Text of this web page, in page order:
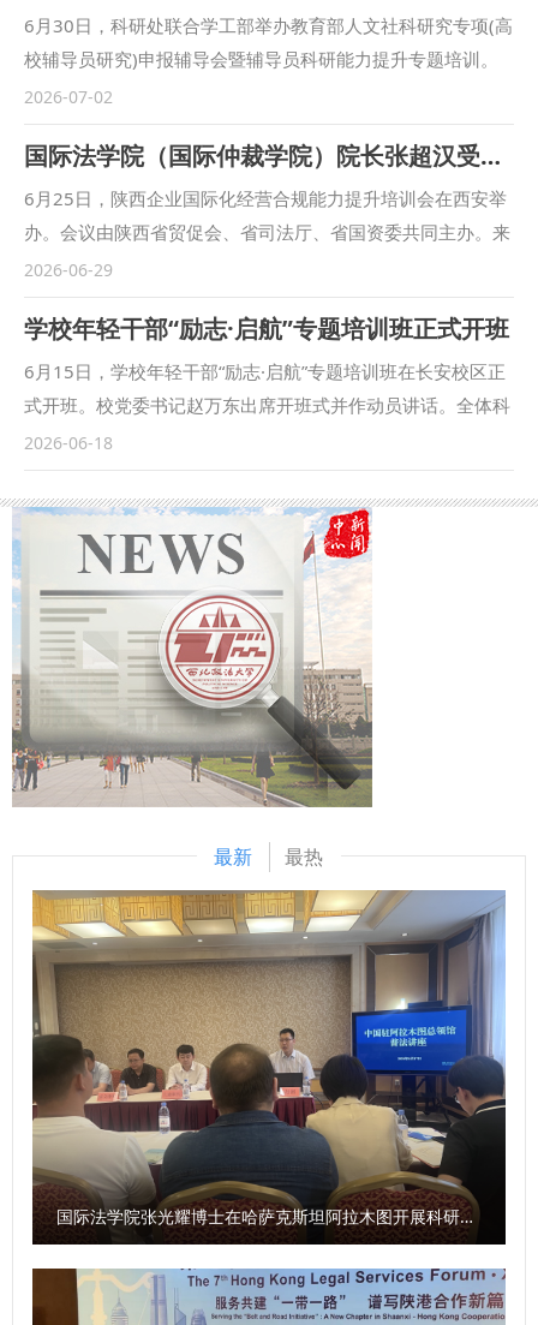
6月30日，科研处联合学工部举办教育部人文社科研究专项(高
校辅导员研究)申报辅导会暨辅导员科研能力提升专题培训。
本次培训特邀西安建筑科技大学马克思主义学院院长宋阳作专
题授课，党委学工部部长蒋国纲、各学院副书记以及全体专兼
职辅导员参加培训。培训由科研处处长倪楠主持。 会上，宋
阳深度剖析辅导员科研困境与提升策略，紧扣教育部人文社科
高校辅导员研究专项的评审标准与立项导向，围绕选题凝练、
研究设计、内容架构、文本规范等重点内容，并结合具体申报
案例进行全方位讲解。培训结束后，宋阳分别对申报课题的辅
导员就申报书进行一对一指导。 倪楠在总结中表示，辅导员
要充分发挥身处学生一线的优势，坚持“小切口、大问题”的研
究思路，精准捕捉真问题、掌握学生新特点，形成独特的研究
委学工部 撰稿：余瑞 审核：蒋国纲）
2026-07-02
国际法学院（国际仲裁学院）院长张超汉受邀参加陕西企业国际化经营合规能力提升培训会
6月25日，陕西企业国际化经营合规能力提升培训会在西安举
办。会议由陕西省贸促会、省司法厅、省国资委共同主办。来
自全省涉外法治主管部门、省属国有企业、重点民营外贸企业
及涉外法律服务机构的200余名代表参会。国际法学院（国际
仲裁学院）院长张超汉教授受邀参加培训会，并担任“企业合
规管理圆桌座谈会”主持人。 在“企业合规管理圆桌座谈”环
节，与会代表围绕“省属国有企业‘走出去’面临的主要合规风险
点”“民营企业合规管理体系建设现状与改进方向”“境外投资项
目全流程合规管控机制建立路径与实操办法”“企业合规人才队
伍建设与外部资源高效利用”与“商协会平台作用与合规生态共
建共享”等议题展开交流。 本次培训座谈有效解答了跨境经营
合规风险识别、合规管理体系建设与优化、合规人才培养与平
台作用发挥等涉外合规经营痛点疑虑，为企业完善内部风控、
规避海外法律风险提供了清晰指引。 （供稿：国际法学院
（国际仲裁学院） 撰稿：刘静 审核：李立）
2026-06-29
学校年轻干部“励志·启航”专题培训班正式开班
6月15日，学校年轻干部“励志·启航”专题培训班在长安校区正
式开班。校党委书记赵万东出席开班式并作动员讲话。全体科
级干部、职级辅导员参加培训。 赵万东指出，举办本次专题
培训班，是学校党委着眼事业发展需要、加强年轻干部队伍建
设的重要举措，对于帮助年轻干部认清形势任务、找准职责定
位、提升履职本领具有重要意义。 赵万东对参训干部提出三
点要求。一是带着责任学，深刻认识参加此次培训是事业发展
的迫切需要、岗位职责的内在要求，自觉把学习作为政治责
任、精神追求和生活方式，端正学习态度，珍惜学习机会，严
守培训纪律，真正实现从“要我学”到“我要学”的思想转变。二
是带着问题学，紧密结合履职中的难点堵点，在理论学习中深
学细悟，在交流研讨中互学互鉴，切实把学习成果转化为破解
难题的思路举措，真正实现从“有困惑”到“有办法”的能力提
升。三是带着目标学，要立足岗位实际，明确努力方向，把学
到的新理念、新知识、新方法与岗位实际紧密结合，补齐能力
短板、提升履职本领，以工作实效检验学习成效，真正实现
从“有收获”到“有实效”的深度转化。 中共青海省委党校（省行
政学院/社会主义学院）二级教授、科学社会主义教研部主任
薛红焰以“领导者：从角色到责任”为题，为培训班作了首场专
题辅导报告。 本次培训安排了专题讲座、交流研讨、现场教
学和应知应会测试等内容，旨在引导全校年轻干部进一步坚定
理想信念、提升政治素养、增强履职本领，为推动学校事业高
质量发展提供坚强组织保障。 （供稿：党委组织部 撰稿：
祝越 审核：康鹏）
2026-06-18
最新 最热
国际法学院张光耀博士在哈萨克斯坦阿拉木图开展科研与社会服务活动